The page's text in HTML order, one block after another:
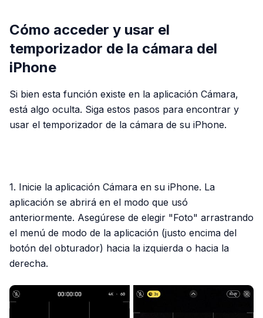
Cómo acceder y usar el
temporizador de la cámara del
iPhone
Si bien esta función existe en la aplicación Cámara,
está algo oculta. Siga estos pasos para encontrar y
usar el temporizador de la cámara de su iPhone.
1. Inicie la aplicación Cámara en su iPhone. La
aplicación se abrirá en el modo que usó
anteriormente. Asegúrese de elegir "Foto" arrastrando
el menú de modo de la aplicación (justo encima del
botón del obturador) hacia la izquierda o hacia la
derecha.